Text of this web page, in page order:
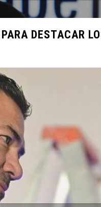
en un
Pago
y
de los
en un
DESTACAR